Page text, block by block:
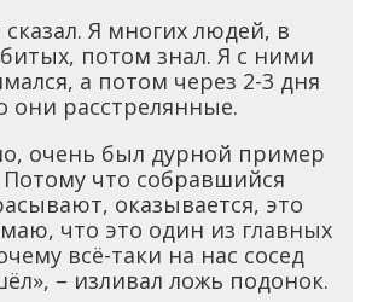
сказал. Я многих людей, в
потом знал. Я с ними
а потом через 2-3 дня
они расстрелянные.
очень был дурной пример
Потому что собравшийся
оказывается, это
что это один из главных
всё-таки на нас сосед
– изливал ложь подонок.